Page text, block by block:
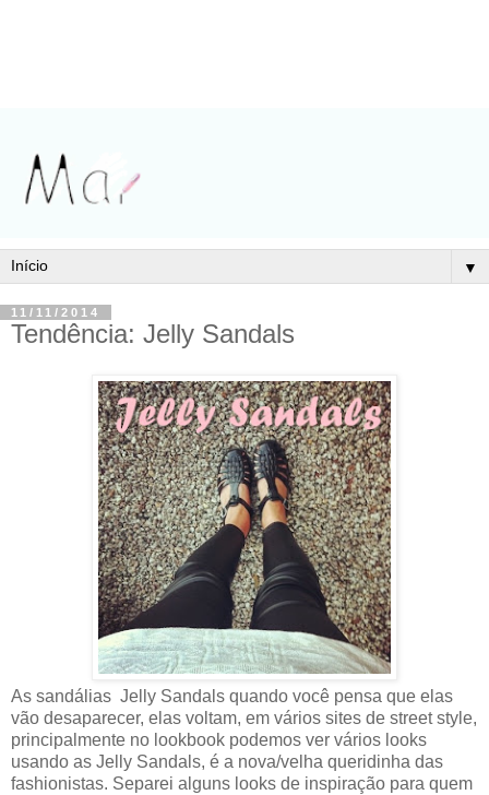
▼
11/11/2014
Tendência: Jelly Sandals
As sandálias Jelly Sandals quando você pensa que elas
vão desaparecer, elas voltam, em vários sites de street style,
principalmente no lookbook podemos ver vários looks
usando as Jelly Sandals, é a nova/velha queridinha das
fashionistas. Separei alguns looks de inspiração para quem